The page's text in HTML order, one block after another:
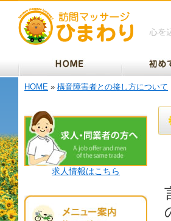
HOME » 構音障害者との接し方について
求人情報はこちら